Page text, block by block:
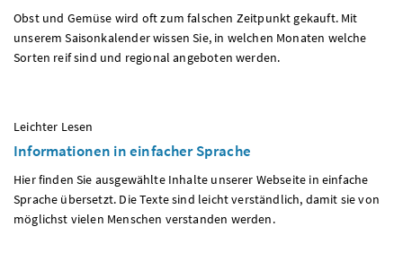
Obst und Gemüse wird oft zum falschen Zeitpunkt gekauft. Mit
unserem Saisonkalender wissen Sie, in welchen Monaten welche
Sorten reif sind und regional angeboten werden.
Leichter Lesen
Informationen in einfacher Sprache
Hier finden Sie ausgewählte Inhalte unserer Webseite in einfache
Sprache übersetzt. Die Texte sind leicht verständlich, damit sie von
möglichst vielen Menschen verstanden werden.